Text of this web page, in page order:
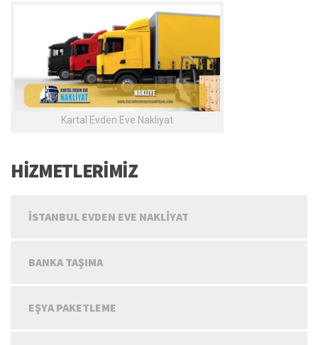
Kartal Evden Eve Nakliyat
HİZMETLERİMİZ
İSTANBUL EVDEN EVE NAKLIYAT
BANKA TAŞIMA
EŞYA PAKETLEME